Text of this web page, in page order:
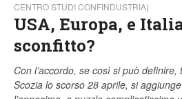
CENTRO STUDI CONFINDUSTRIA)
USA, Europa, e
sconfitto?
Con l’accordo, se così si può
Scozia lo scorso 28 aprile, si